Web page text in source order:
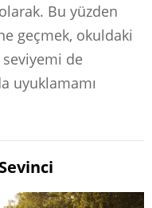
Bu yüzden
geçmek, okuldaki
de
uyuklamamı